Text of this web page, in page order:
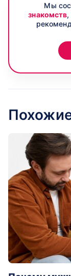
Мы
знакомств,